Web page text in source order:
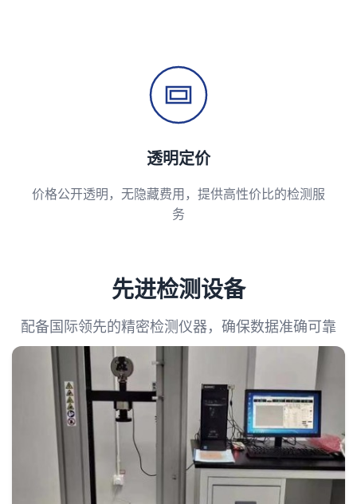
透明定价
价格公开透明，无隐藏费用，提供高性价比的检测服
务
先进检测设备
配备国际领先的精密检测仪器，确保数据准确可靠